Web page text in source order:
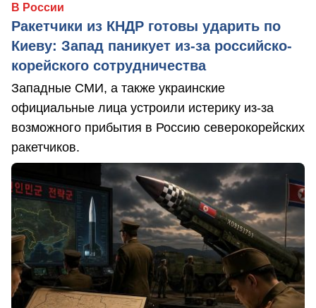
В России
Ракетчики из КНДР готовы ударить по
Киеву: Запад паникует из-за российско-
корейского сотрудничества
Западные СМИ, а также украинские
официальные лица устроили истерику из-за
возможного прибытия в Россию северокорейских
ракетчиков.